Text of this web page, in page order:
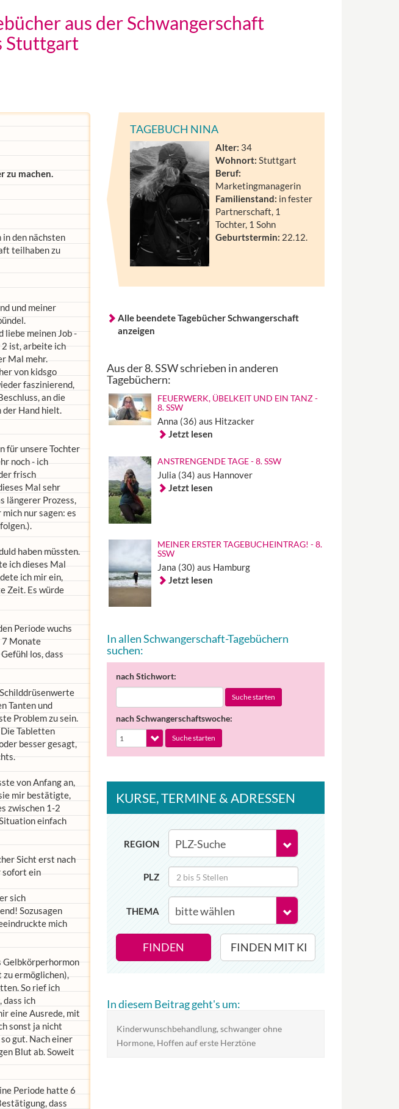
aus der Schwangerschaft
Stuttgart
zu machen.
den nächsten
teilhaben zu
und meiner
meinen Job -
ist, arbeite ich
Mal mehr.
von kidsgo
faszinierend,
an die
der Hand hielt.
für unsere Tochter
noch - ich
frisch
Mal sehr
längerer Prozess,
nur sagen: es
haben müssten.
ich dieses Mal
ich mir ein,
Zeit. Es würde
Periode wuchs
7 Monate
los, dass
Tanten und
Problem zu sein.
Tabletten
besser gesagt,
von Anfang an,
mir bestätigte,
zwischen 1-2
einfach
Sicht erst nach
sofort ein
sich
Sozusagen
mich
Gelbkörperhormon
ermöglichen),
So rief ich
dass ich
eine Ausrede, mit
sonst ja nicht
gut. Nach einer
Blut ab. Soweit
Periode hatte 6
dass
TAGEBUCH NINA
Alter: 34
Wohnort: Stuttgart
Beruf:
Marketingmanagerin
Familienstand: in fester
Partnerschaft, 1
Tochter, 1 Sohn
Geburtstermin: 22.12.
Alle beendete Tagebücher Schwangerschaft
anzeigen
Aus der 8. SSW schrieben in anderen
Tagebüchern:
FEUERWERK, ÜBELKEIT UND EIN TANZ -
8. SSW
Anna (36) aus Hitzacker
Jetzt lesen
ANSTRENGENDE TAGE - 8. SSW
Julia (34) aus Hannover
Jetzt lesen
MEINER ERSTER TAGEBUCHEINTRAG! - 8.
SSW
Jana (30) aus Hamburg
Jetzt lesen
In allen Schwangerschaft-Tagebüchern
suchen:
nach Stichwort:
Suche starten
nach Schwangerschaftswoche:
Suche starten
KURSE, TERMINE & ADRESSEN
REGION
PLZ
THEMA
FINDEN FINDEN MIT KI
In diesem Beitrag geht's um:
Kinderwunschbehandlung, schwanger ohne
Hormone, Hoffen auf erste Herztöne